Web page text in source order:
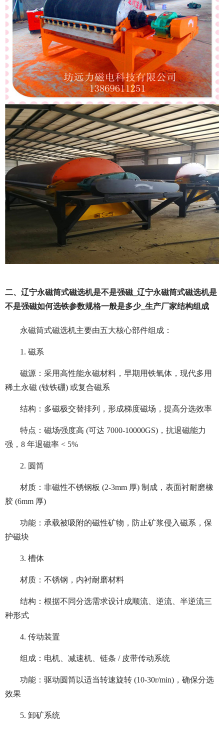
二、辽宁永磁筒式磁选机是不是强磁_辽宁永磁筒式磁选机是
不是强磁如何选铁参数规格一般是多少_生产厂家结构组成
永磁筒式磁选机主要由五大核心部件组成：
1. 磁系
磁源：采用高性能永磁材料，早期用铁氧体，现代多用
稀土永磁 (钕铁硼) 或复合磁系
结构：多磁极交替排列，形成梯度磁场，提高分选效率
特点：磁场强度高 (可达 7000-10000GS)，抗退磁能力
强，8 年退磁率 < 5%
2. 圆筒
材质：非磁性不锈钢板 (2-3mm 厚) 制成，表面衬耐磨橡
胶 (6mm 厚)
功能：承载被吸附的磁性矿物，防止矿浆侵入磁系，保
护磁块
3. 槽体
材质：不锈钢，内衬耐磨材料
结构：根据不同分选需求设计成顺流、逆流、半逆流三
种形式
4. 传动装置
组成：电机、减速机、链条 / 皮带传动系统
功能：驱动圆筒以适当转速旋转 (10-30r/min)，确保分选
效果
5. 卸矿系统